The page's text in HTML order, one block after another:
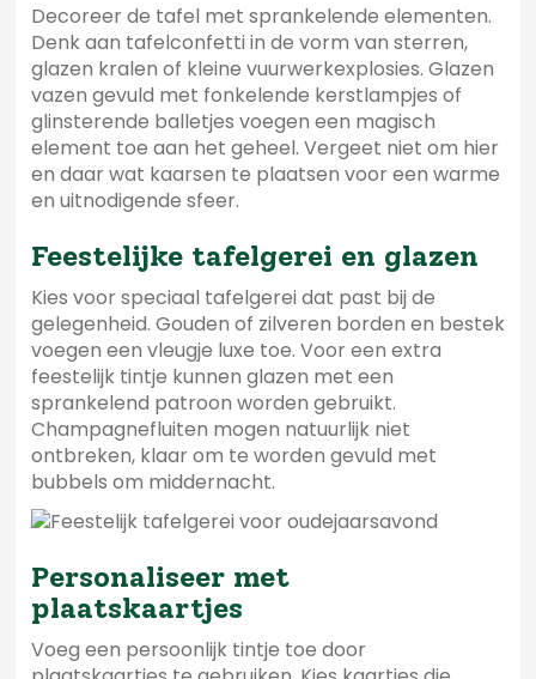
Decoreer de tafel met sprankelende elementen.
Denk aan tafelconfetti in de vorm van sterren,
glazen kralen of kleine vuurwerkexplosies. Glazen
vazen gevuld met fonkelende kerstlampjes of
glinsterende balletjes voegen een magisch
element toe aan het geheel. Vergeet niet om hier
en daar wat kaarsen te plaatsen voor een warme
en uitnodigende sfeer.
Feestelijke tafelgerei en glazen
Kies voor speciaal tafelgerei dat past bij de
gelegenheid. Gouden of zilveren borden en bestek
voegen een vleugje luxe toe. Voor een extra
feestelijk tintje kunnen glazen met een
sprankelend patroon worden gebruikt.
Champagnefluiten mogen natuurlijk niet
ontbreken, klaar om te worden gevuld met
bubbels om middernacht.
Personaliseer met
plaatskaartjes
Voeg een persoonlijk tintje toe door